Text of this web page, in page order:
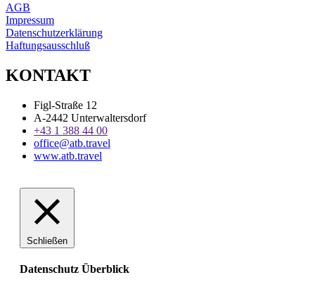
AGB
Impressum
Datenschutzerklärung
Haftungsausschluß
KONTAKT
Figl-Straße 12
A-2442 Unterwaltersdorf
+43 1 388 44 00
office@atb.travel
www.atb.travel
Schließen
Datenschutz Überblick